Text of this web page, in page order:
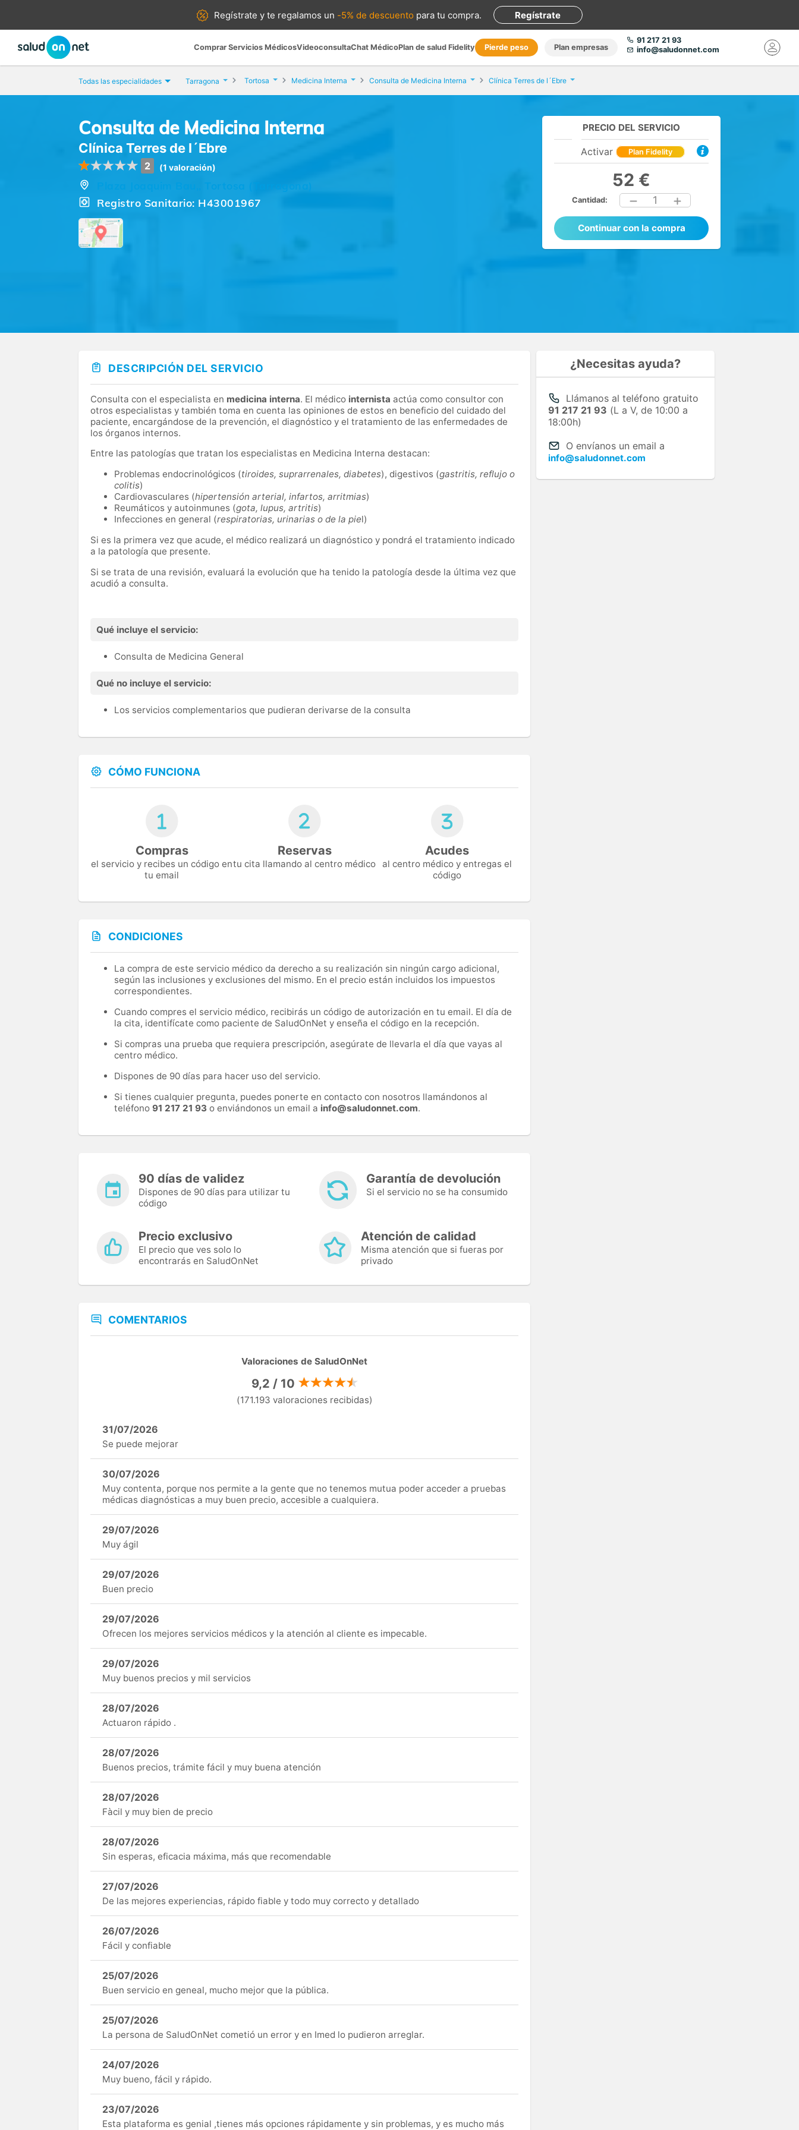
Regístrate yte regalamos un -5% de descuento para tu compra. Regístrate
Comprar Servicios MédicosVideoconsultaChat MédicoPlan de salud Fidelity Pierde peso Plan empresas
91 217 21 93
info@saludonnet.com
Todas las especialidades Tarragona Tortosa Medicina Interna Consulta de Medicina Interna Clínica Terres de l´Ebre
Consulta de Medicina Interna
Clínica Terres de l´Ebre
2 (1 valoración)
Registro Sanitario: H43001967
PRECIO DEL SERVICIO
Activar Plan Fidelity
52 €
Cantidad: 1
Continuar con la compra
DESCRIPCIÓN DEL SERVICIO
Consulta con el especialista en medicina interna. El médico internista actúa como consultor con
otros especialistas y también toma en cuenta las opiniones de estos en beneficio del cuidado del
paciente, encargándose de la prevención, el diagnóstico y el tratamiento de las enfermedades de
los órganos internos.
Entre las patologías que tratan los especialistas en Medicina Interna destacan:
Problemas endocrinológicos (tiroides, suprarrenales, diabetes), digestivos (gastritis, reflujo o
colitis)
Cardiovasculares (hipertensión arterial, infartos, arritmias)
Reumáticos y autoinmunes (gota, lupus, artritis)
Infecciones en general (respiratorias, urinarias o de la piel)
Si es la primera vez que acude, el médico realizará un diagnóstico y pondrá el tratamiento indicado
a la patología que presente.
Si se trata de una revisión, evaluará la evolución que ha tenido la patología desde la última vez que
acudió a consulta.
Qué incluye el servicio:
Consulta de Medicina General
Qué no incluye el servicio:
Los servicios complementarios que pudieran derivarse de la consulta
CÓMO FUNCIONA
Compras
el servicio y recibes un código en
tu email
Reservas
tu cita llamando al centro médico
Acudes
al centro médico y entregas el
código
CONDICIONES
La compra de este servicio médico da derecho a su realización sin ningún cargo adicional,
según las inclusiones y exclusiones del mismo. En el precio están incluidos los impuestos
correspondientes.
Cuando compres el servicio médico, recibirás un código de autorización en tu email. El día de
la cita, identifícate como paciente de SaludOnNet y enseña el código en la recepción.
Si compras una prueba que requiera prescripción, asegúrate de llevarla el día que vayas al
centro médico.
Dispones de 90 días para hacer uso del servicio.
Si tienes cualquier pregunta, puedes ponerte en contacto con nosotros llamándonos al
teléfono 91 217 21 93 o enviándonos un email a info@saludonnet.com.
90 días de validez
Dispones de 90 días para utilizar tu
código
Garantía de devolución
Si el servicio no se ha consumido
Precio exclusivo
El precio que ves solo lo
encontrarás en SaludOnNet
Atención de calidad
Misma atención que si fueras por
privado
COMENTARIOS
Valoraciones de SaludOnNet
9,2 / 10
(171.193 valoraciones recibidas)
31/07/2026
Se puede mejorar
30/07/2026
Muy contenta, porque nos permite a la gente que no tenemos mutua poder acceder a pruebas
médicas diagnósticas a muy buen precio, accesible a cualquiera.
29/07/2026
Muy ágil
29/07/2026
Buen precio
29/07/2026
Ofrecen los mejores servicios médicos y la atención al cliente es impecable.
29/07/2026
Muy buenos precios y mil servicios
28/07/2026
Actuaron rápido .
28/07/2026
Buenos precios, trámite fácil y muy buena atención
28/07/2026
Fàcil y muy bien de precio
28/07/2026
Sin esperas, eficacia máxima, más que recomendable
27/07/2026
De las mejores experiencias, rápido fiable y todo muy correcto y detallado
26/07/2026
Fácil y confiable
25/07/2026
Buen servicio en geneal, mucho mejor que la pública.
25/07/2026
La persona de SaludOnNet cometió un error y en Imed lo pudieron arreglar.
24/07/2026
Muy bueno, fácil y rápido.
23/07/2026
Esta plataforma es genial ,tienes más opciones rápidamente y sin problemas, y es mucho más
¿Necesitas ayuda?
Llámanos al teléfono gratuito
91 217 21 93 (L a V, de 10:00 a
18:00h)
O envíanos un email a
info@saludonnet.com